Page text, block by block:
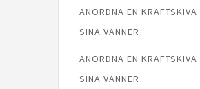
ANORDNA EN KRÄFTSKIVA
SINA VÄNNER
ANORDNA EN KRÄFTSKIVA
SINA VÄNNER